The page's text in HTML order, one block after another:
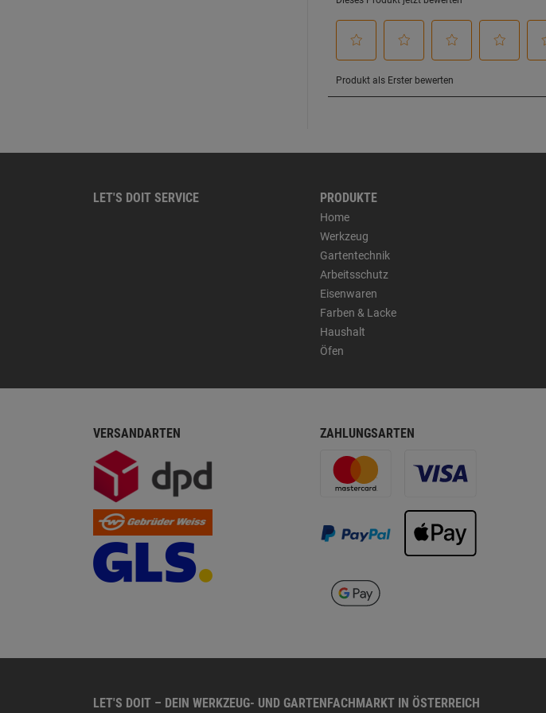
LET'S DOIT SERVICE PRODUKTE
Home
Werkzeug
Gartentechnik
Arbeitsschutz
Eisenwaren
Farben & Lacke
Haushalt
Öfen
VERSANDARTEN ZAHLUNGSARTEN
LET'S DOIT – DEIN WERKZEUG- UND GARTENFACHMARKT IN ÖSTERREICH